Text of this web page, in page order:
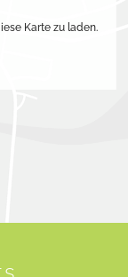
Karte zu laden.